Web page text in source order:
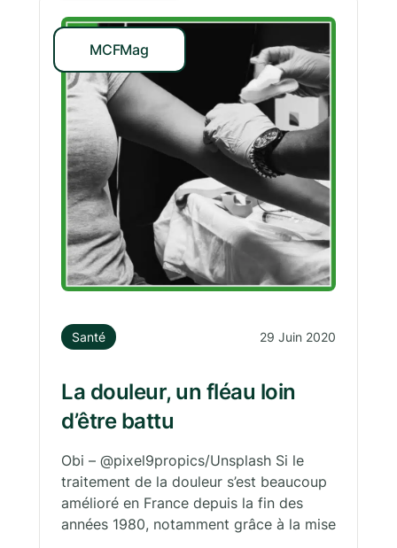
MCFMag
Santé 29 Juin 2020
La douleur, un fléau loin
d’être battu
Obi – @pixel9propics/Unsplash Si le
traitement de la douleur s’est beaucoup
amélioré en France depuis la fin des
années 1980, notamment grâce à la mise